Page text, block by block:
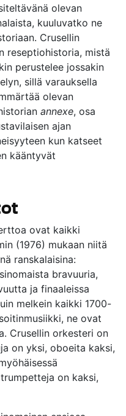
olevan
kuuluvatko ne
Crusellin
reseptiohistoria, mistä
perustelee jossakin
sillä varauksella
olevan
annexe, osa
ajan
kun katseet
kääntyvät
ovat kaikki
(1976) mukaan niitä
ranskalaisina:
bravuuria,
ja finaaleissa
melkein kaikki 1700-
ne ovat
Crusellin orkesteri on
on yksi, oboeita kaksi,
on kaksi,